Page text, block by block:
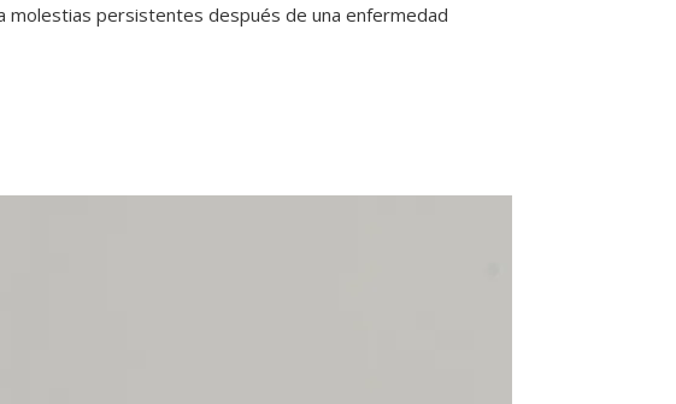
molestias persistentes después de una enfermedad